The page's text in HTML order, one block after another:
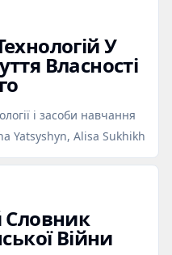
У
Власності
і засоби навчання
Yatsyshyn, Alisa Sukhikh
Словник
Війни